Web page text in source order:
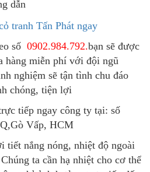
dẫn
số 0902.984.792.bạn sẽ được
hàng miễn phí với đội ngũ
nghiệm sẽ tận tình chu đáo
chóng, tiện lợi
tiếp ngay công ty tại: số
Vấp, HCM
tiết nắng nóng, nhiệt độ ngoài
ta cần hạ nhiệt cho cơ thể